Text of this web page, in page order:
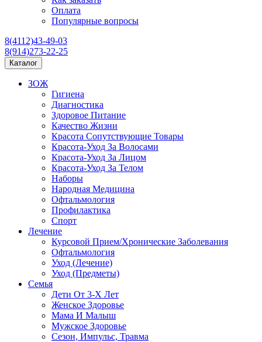
Оплата
Популярные вопросы
8(4112)43-49-03
8(914)273-22-25
Каталог
ЗОЖ
Гигиена
Диагностика
Здоровое Питание
Качество Жизни
Красота Сопутствующие Товары
Красота-Уход За Волосами
Красота-Уход За Лицом
Красота-Уход За Телом
Наборы
Народная Медицина
Офтальмология
Профилактика
Спорт
Лечение
Курсовой Прием/Хронические Заболевания
Офтальмология
Уход (Лечение)
Уход (Предметы)
Семья
Дети От 3-Х Лет
Женское Здоровье
Мама И Малыш
Мужское Здоровье
Сезон, Импульс, Травма